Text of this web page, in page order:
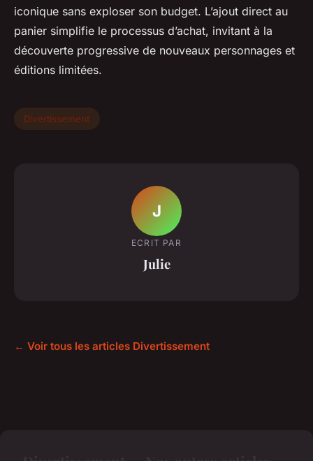
iconique sans exploser son budget. L’ajout direct au
panier simplifie le processus d’achat, invitant à la
découverte progressive de nouveaux personnages et
éditions limitées.
Divertissement
J
ECRIT PAR
Julie
← Voir tous les articles Divertissement